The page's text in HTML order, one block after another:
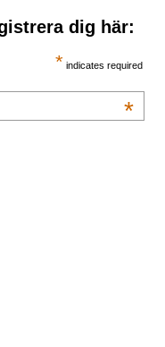
dig här:
* indicates required
*